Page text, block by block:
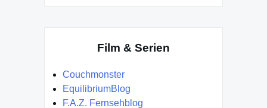
Film & Serien
Couchmonster
EquilibriumBlog
F.A.Z. Fernsehblog